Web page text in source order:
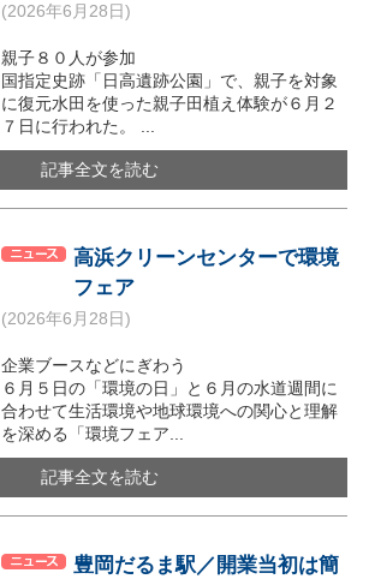
(2026年6月28日)
親子８０人が参加
国指定史跡「日高遺跡公園」で、親子を対象
に復元水田を使った親子田植え体験が６月２
７日に行われた。 ...
記事全文を読む
高浜クリーンセンターで環境
フェア
(2026年6月28日)
企業ブースなどにぎわう
６月５日の「環境の日」と６月の水道週間に
合わせて生活環境や地球環境への関心と理解
を深める「環境フェア...
記事全文を読む
豊岡だるま駅／開業当初は簡